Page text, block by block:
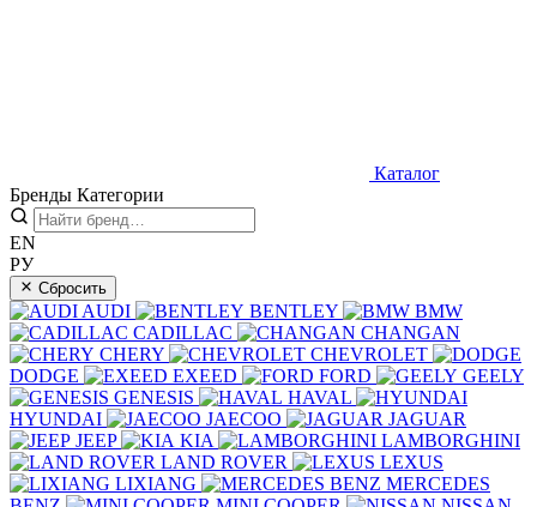
Каталог
Бренды Категории
EN
РУ
Сбросить
AUDI BENTLEY
BMW
CADILLAC
CHANGAN
CHERY
CHEVROLET
DODGE
EXEED FORD
GEELY
GENESIS
HAVAL
HYUNDAI
JAECOO
JAGUAR
JEEP
KIA
LAMBORGHINI
LAND ROVER
LEXUS
LIXIANG
MERCEDES